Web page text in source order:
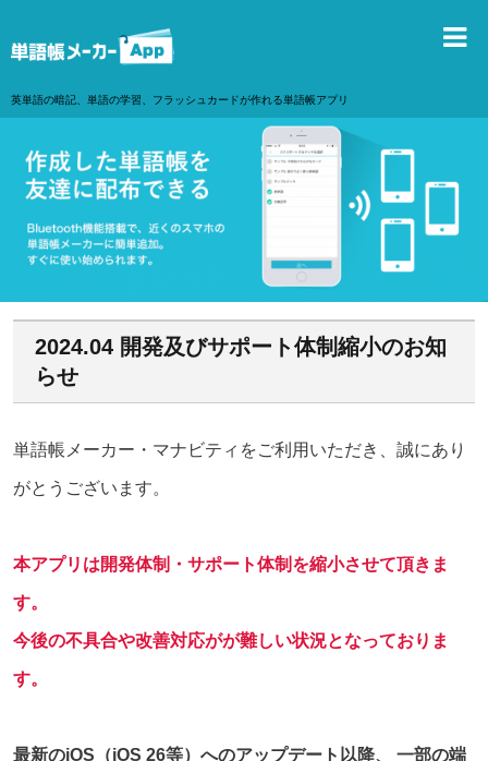
英単語の暗記、単語の学習、フラッシュカードが作れる単語帳アプリ
2024.04 開発及びサポート体制縮小のお知
らせ
単語帳メーカー・マナビティをご利用いただき、誠にあり
がとうございます。
本アプリは開発体制・サポート体制を縮小させて頂きま
す。
今後の不具合や改善対応がが難しい状況となっておりま
す。
最新のiOS（iOS 26等）へのアップデート以降、 一部の端